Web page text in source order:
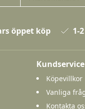
öppet köp 1-
Kundservice
Köpevillkor
Vanliga
Kontakta